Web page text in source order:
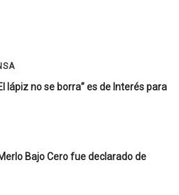
lápiz no se borra” es de Interés para
Bajo Cero fue declarado de